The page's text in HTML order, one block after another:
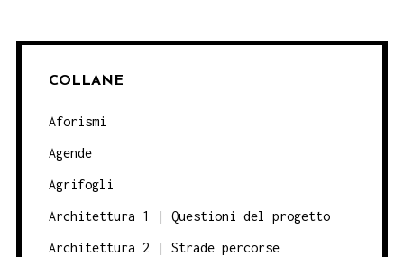
COLLANE
Aforismi
Agende
Agrifogli
Architettura 1 | Questioni del progetto
Architettura 2 | Strade percorse